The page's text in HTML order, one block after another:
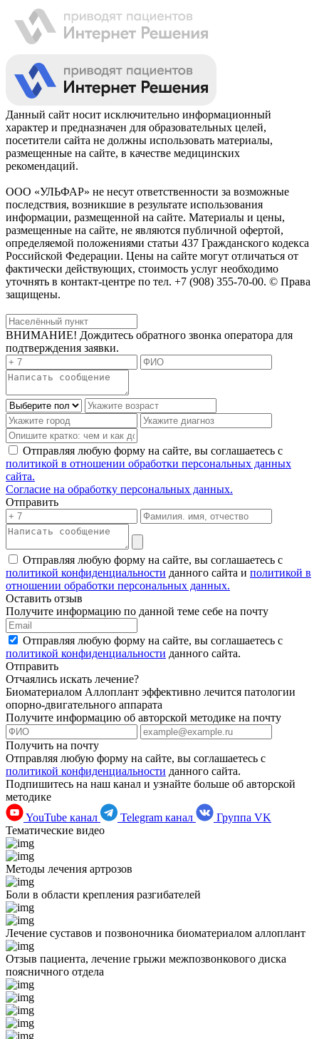
Данный сайт носит исключительно информационный
характер и предназначен для образовательных целей,
посетители сайта не должны использовать материалы,
размещенные на сайте, в качестве медицинских
рекомендаций.
ООО «УЛЬФАР» не несут ответственности за возможные
последствия, возникшие в результате использования
информации, размещенной на сайте. Материалы и цены,
размещенные на сайте, не являются публичной офертой,
определяемой положениями статьи 437 Гражданского кодекса
Российской Федерации. Цены на сайте могут отличаться от
фактически действующих, стоимость услуг необходимо
уточнять в контакт-центре по тел. +7 (908) 355-70-00. © Права
защищены.
ВНИМАНИЕ! Дождитесь обратного звонка оператора для
подтверждения заявки.
Отправляя любую форму на сайте, вы соглашаетесь с
политикой в отношении обработки персональных данных
сайта.
Согласие на обработку персональных данных.
Отправить
Отправляя любую форму на сайте, вы соглашаетесь с
политикой конфиденциальности данного сайта и политикой в
отношении обработки персональных данных.
Оставить отзыв
Получите информацию по данной теме себе на почту
Отправляя любую форму на сайте, вы соглашаетесь с
политикой конфиденциальности данного сайта.
Отправить
Отчаялись искать лечение?
Биоматериалом Аллоплант эффективно лечится патологии
опорно-двигательного аппарата
Получите информацию об авторской методике на почту
Получить на почту
Отправляя любую форму на сайте, вы соглашаетесь с
политикой конфиденциальности данного сайта.
Подпишитесь на наш канал и узнайте больше об авторской
методике
YouTube канал
Telegram канал
Группа VK
Тематические видео
Методы лечения артрозов
Боли в области крепления разгибателей
Лечение суставов и позвоночника биоматериалом аллоплант
Отзыв пациента, лечение грыжи межпозвонкового диска
поясничного отдела